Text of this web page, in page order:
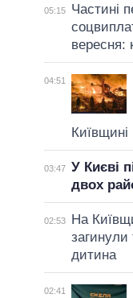
05:15
Частині
вересня:
04:51
Київщині
03:47 У Києві
двох
02:53
На
дитина
02:41